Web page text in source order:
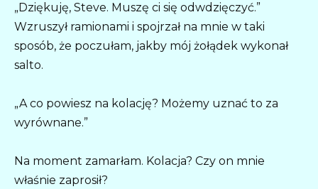
„Dziękuję, Steve. Muszę ci się odwdzięczyć.”
Wzruszył ramionami i spojrzał na mnie w taki
sposób, że poczułam, jakby mój żołądek wykonał
salto.
„A co powiesz na kolację? Możemy uznać to za
wyrównane.”
Na moment zamarłam. Kolacja? Czy on mnie
właśnie zaprosił?